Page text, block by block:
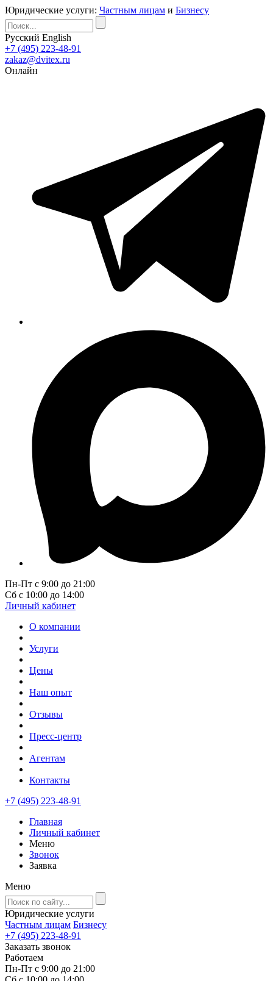
Юридические услуги: Частным лицам и Бизнесу
Русский English
+7 (495) 223-48-91
zakaz@dvitex.ru
Онлайн
Пн-Пт с 9:00 до 21:00
Сб с 10:00 до 14:00
Личный кабинет
О компании
Услуги
Цены
Наш опыт
Отзывы
Пресс-центр
Агентам
Контакты
+7 (495) 223-48-91
Главная
Личный кабинет
Меню
Звонок
Заявка
Меню
Юридические услуги
Частным лицам Бизнесу
+7 (495) 223-48-91
Заказать звонок
Работаем
Пн-Пт с 9:00 до 21:00